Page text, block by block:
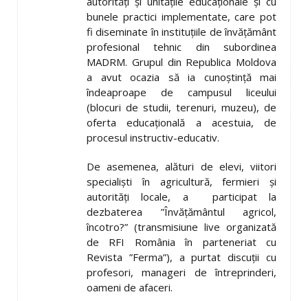
bunele practici implementate, care pot
fi diseminate în instituţiile de învăţământ
profesional tehnic din subordinea
MADRM. Grupul din Republica Moldova
a avut ocazia să ia cunoştinţă mai
îndeaproape de campusul liceului
(blocuri de studii, terenuri, muzeu), de
oferta educaţională a acestuia, de
procesul instructiv-educativ.
De asemenea, alături de elevi, viitori
specialişti în agricultură, fermieri şi
autorităţi locale, a participat la
dezbaterea ”Învăţământul agricol,
încotro?” (transmisiune live organizată
de RFI România în parteneriat cu
Revista ”Ferma”), a purtat discuţii cu
profesori, manageri de întreprinderi,
oameni de afaceri.